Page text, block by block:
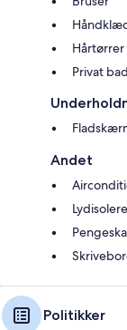
Hårtørrer
Privat
Andet
Politikker